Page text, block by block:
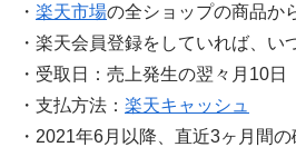
・ 楽天市場の全ショップの商品か
・楽天会員登録をしていれば、い
・受取日：売上発生の翌々月10日
・支払方法： 楽天キャッシュ
・2021年6月以降、直近3ヶ月間